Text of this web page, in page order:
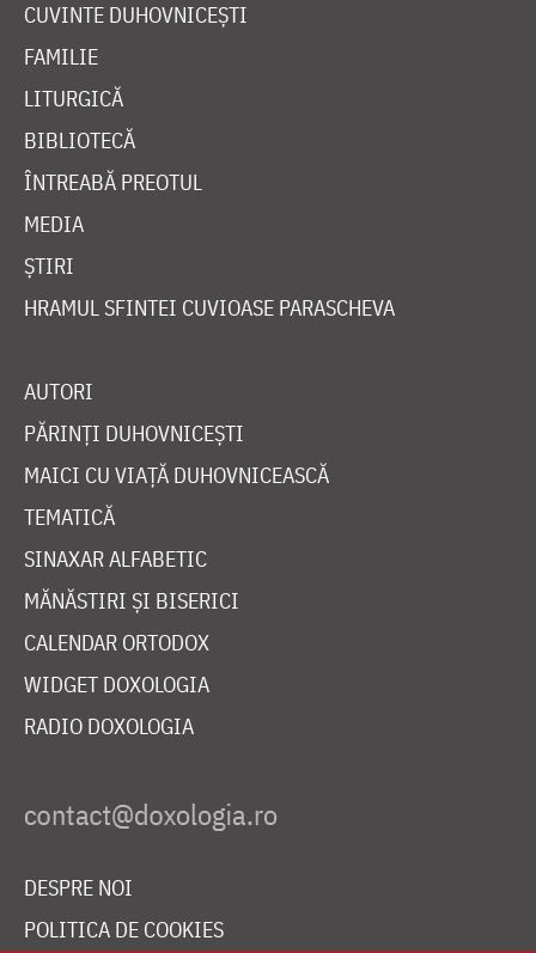
CUVINTE DUHOVNICEȘTI
FAMILIE
LITURGICĂ
BIBLIOTECĂ
ÎNTREABĂ PREOTUL
MEDIA
ȘTIRI
HRAMUL SFINTEI CUVIOASE PARASCHEVA
AUTORI
PĂRINȚI DUHOVNICEȘTI
MAICI CU VIAȚĂ DUHOVNICEASCĂ
TEMATICĂ
SINAXAR ALFABETIC
MĂNĂSTIRI ȘI BISERICI
CALENDAR ORTODOX
WIDGET DOXOLOGIA
RADIO DOXOLOGIA
DESPRE NOI
POLITICA DE COOKIES